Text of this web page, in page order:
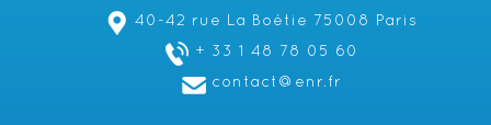
40-42 rue La Boétie 75008 Paris
+ 33 1 48 78 05 60
contact@enr.fr